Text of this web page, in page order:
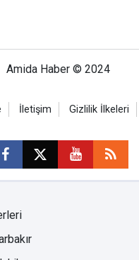
Amida Haber © 2024
İletişim Gizlilik İlkeleri